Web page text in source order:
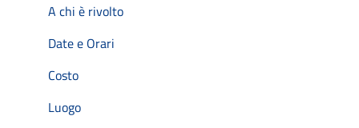
A chi è rivolto
Date e Orari
Costo
Luogo